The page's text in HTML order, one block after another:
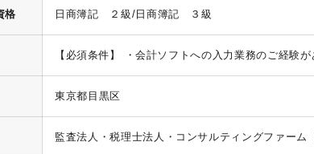
方を募集しております。・所長はとても気さくでお
す。・業務は必ず社員が最終チェックをしますの
渡り、事務所全体で 50～60 社ほどございます。・
格 日商簿記 ２級/日商簿記 ３級
【必須条件】 ・会計ソフトへの入力業務のご経験が
東京都目黒区
監査法人・税理士法人・コンサルティングファーム